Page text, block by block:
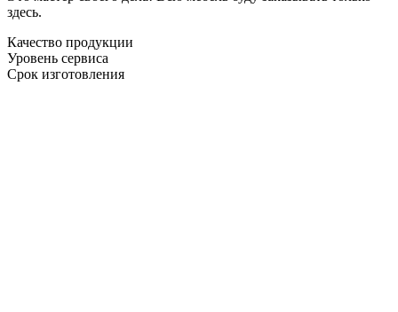
здесь.
Качество продукции
Уровень сервиса
Срок изготовления